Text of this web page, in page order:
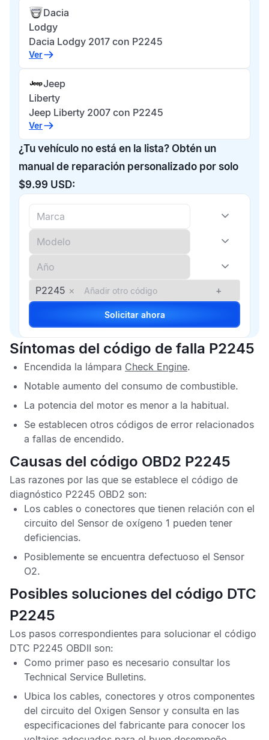
Dacia
Lodgy
Dacia Lodgy 2017 con P2245
Ver
Jeep
Liberty
Jeep Liberty 2007 con P2245
Ver
¿Tu vehículo no está en la lista? Obtén un
manual de reparación personalizado por solo
$9.99 USD:
P2245 × +
Solicitar ahora
Síntomas del código de falla P2245
Encendida la lámpara Check Engine.
Notable aumento del consumo de combustible.
La potencia del motor es menor a la habitual.
Se establecen otros códigos de error relacionados
a fallas de encendido.
Causas del código OBD2 P2245
Las razones por las que se establece el código de
diagnóstico P2245 OBD2 son:
Los cables o conectores que tienen relación con el
circuito del Sensor de oxígeno 1 pueden tener
deficiencias.
Posiblemente se encuentra defectuoso el Sensor
O2.
Posibles soluciones del código DTC
P2245
Los pasos correspondientes para solucionar el código
DTC P2245 OBDII son:
Como primer paso es necesario consultar los
Technical Service Bulletins.
Ubica los cables, conectores y otros componentes
del circuito del Oxigen Sensor y consulta en las
especificaciones del fabricante para conocer los